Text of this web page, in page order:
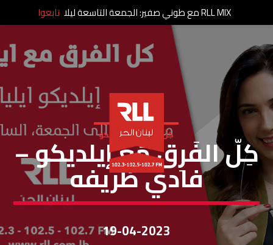
كِلّ الفَرِق مَع إيلديكو
كِلّ الفَرِق مَع إيلديكو –
فادي ظريفه
19-04-2023
RLL MIX مع طوني صفير: الجمعة التاسعة ليلا تابعوا